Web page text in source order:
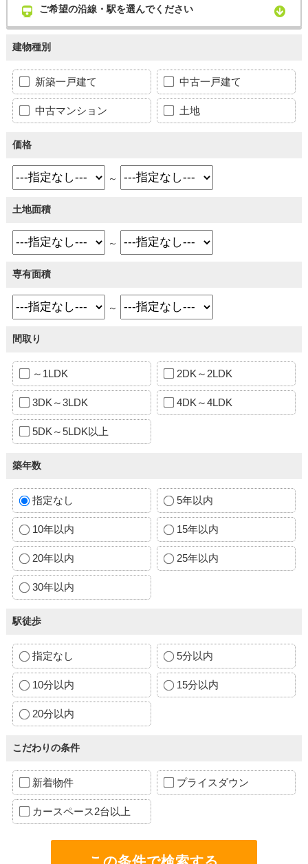
ご希望の沿線・駅を選んでください
建物種別
新築一戸建て 中古一戸建て
中古マンション 土地
価格
～
土地面積
～
専有面積
～
間取り
～1LDK 2DK～2LDK
3DK～3LDK 4DK～4LDK
5DK～5LDK以上
築年数
指定なし 5年以内
10年以内 15年以内
20年以内 25年以内
30年以内
駅徒歩
指定なし 5分以内
10分以内 15分以内
20分以内
こだわりの条件
新着物件 プライスダウン
カースペース2台以上